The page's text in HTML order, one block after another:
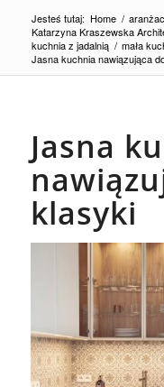
Jesteś tutaj: Home /
Katarzyna Kraszewska
kuchnia z jadalnią / mała
Jasna kuchnia nawiązująca
Jasna
klasyki